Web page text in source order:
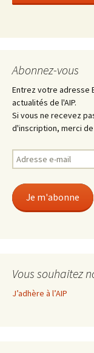
Abonnez-vous
Entrez votre adresse
actualités de l'AIP.
Si vous ne recevez
d'inscription, merci
Adresse
e-
Je m'abonne
Vous souhaitez
J’adhère à l’AIP